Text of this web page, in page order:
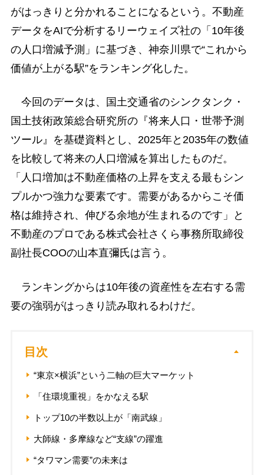
がはっきりと分かれることになるという。不動産
データをAIで分析するリーウェイズ社の「10年後
の人口増減予測」に基づき、神奈川県で“これから
価値が上がる駅”をランキング化した。
今回のデータは、国土交通省のシンクタンク・
国土技術政策総合研究所の『将来人口・世帯予測
ツール』を基礎資料とし、2025年と2035年の数値
を比較して将来の人口増減を算出したものだ。
「人口増加は不動産価格の上昇を支える最もシン
プルかつ強力な要素です。需要があるからこそ価
格は維持され、伸びる余地が生まれるのです」と
不動産のプロである株式会社さくら事務所取締役
副社長COOの山本直彌氏は言う。
ランキングからは10年後の資産性を左右する需
要の強弱がはっきり読み取れるわけだ。
目次
“東京×横浜”という二軸の巨大マーケット
「住環境重視」をかなえる駅
トップ10の半数以上が「南武線」
大師線・多摩線など“支線”の躍進
“タワマン需要”の未来は